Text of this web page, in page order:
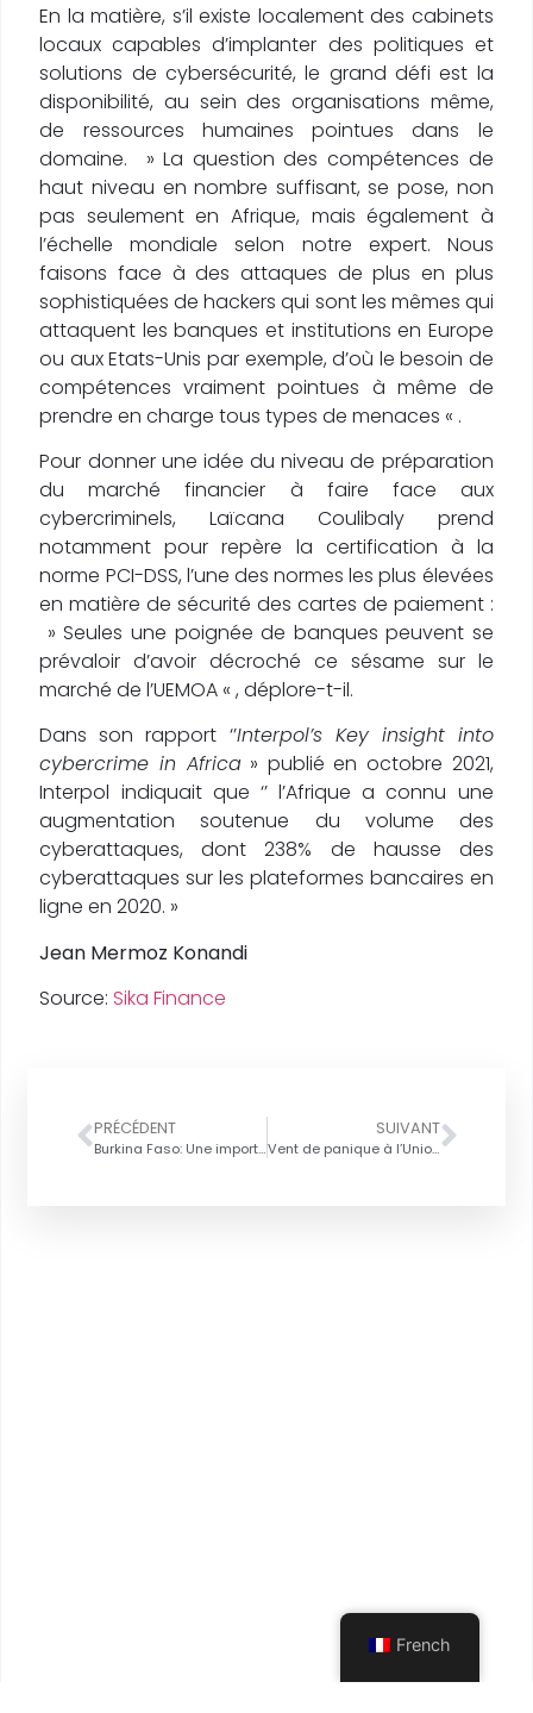
En la matière, s’il existe localement des cabinets
locaux capables d’implanter des politiques et
solutions de cybersécurité, le grand défi est la
disponibilité, au sein des organisations même,
de ressources humaines pointues dans le
domaine. » La question des compétences de
haut niveau en nombre suffisant, se pose, non
pas seulement en Afrique, mais également à
l’échelle mondiale selon notre expert. Nous
faisons face à des attaques de plus en plus
sophistiquées de hackers qui sont les mêmes qui
attaquent les banques et institutions en Europe
ou aux Etats-Unis par exemple, d’où le besoin de
compétences vraiment pointues à même de
prendre en charge tous types de menaces « .
Pour donner une idée du niveau de préparation
du marché financier à faire face aux
cybercriminels, Laïcana Coulibaly prend
notamment pour repère la certification à la
norme PCI-DSS, l’une des normes les plus élevées
en matière de sécurité des cartes de paiement :
» Seules une poignée de banques peuvent se
prévaloir d’avoir décroché ce sésame sur le
marché de l’UEMOA « , déplore-t-il.
Dans son rapport ‘’Interpol’s Key insight into
cybercrime in Africa» publié en octobre 2021,
Interpol indiquait que ‘’ l’Afrique a connu une
augmentation soutenue du volume des
cyberattaques, dont 238% de hausse des
cyberattaques sur les plateformes bancaires en
ligne en 2020. »
Jean Mermoz Konandi
Source: Sika Finance
PRÉCÉDENT
Burkina Faso: Une importante cyberattaque
SUIVANT
Vent de panique à l’Union africaine après une nouvelle cyberattaque
French